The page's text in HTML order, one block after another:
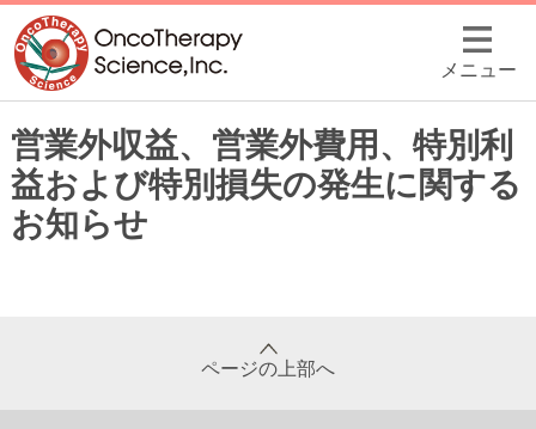
メニュー
営業外収益、営業外費用、特別利
益および特別損失の発生に関する
お知らせ
ページの上部へ